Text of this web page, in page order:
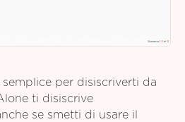
per disiscriverti da
ti disiscrive
se smetti di usare il